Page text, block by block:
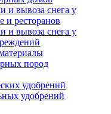
и вывоза снега у
и ресторанов
и вывоза снега у
пород
удобрений
удобрений